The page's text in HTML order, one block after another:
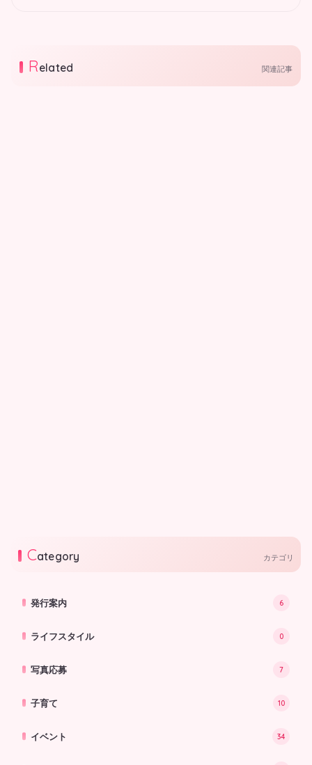
Related 関連記事
Category カテゴリ
発行案内 6
ライフスタイル 0
写真応募 7
子育て 10
イベント 34